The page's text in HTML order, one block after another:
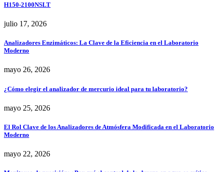
H150-2100NSLT
julio 17, 2026
Analizadores Enzimáticos: La Clave de la Eficiencia en el Laboratorio
Moderno
mayo 26, 2026
¿Cómo elegir el analizador de mercurio ideal para tu laboratorio?
mayo 25, 2026
El Rol Clave de los Analizadores de Atmósfera Modificada en el Laboratorio
Moderno
mayo 22, 2026